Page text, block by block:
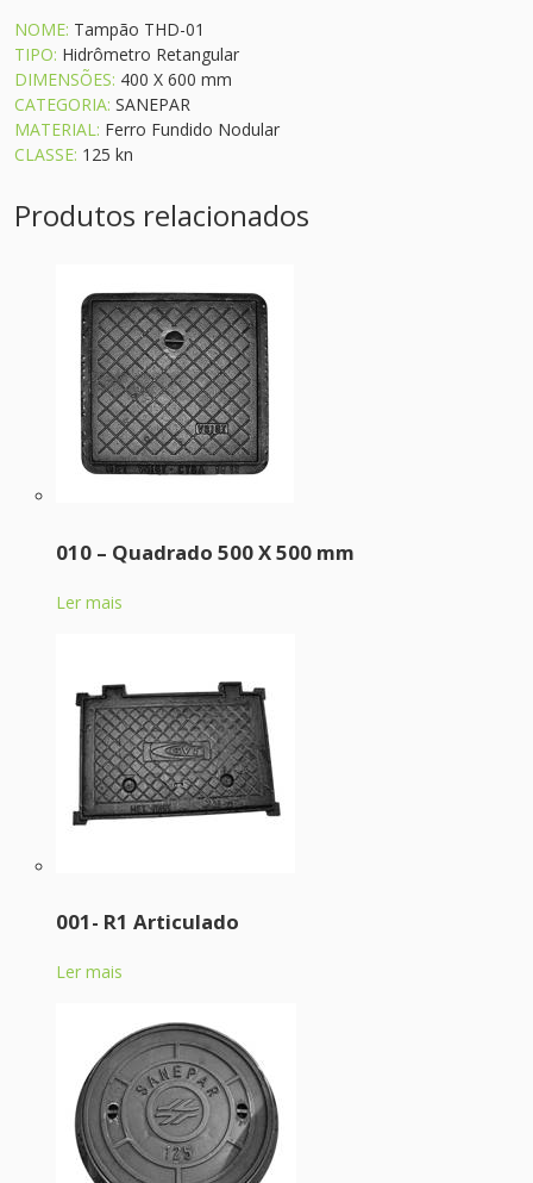
NOME: Tampão THD-01
TIPO: Hidrômetro Retangular
DIMENSÕES: 400 X 600 mm
CATEGORIA: SANEPAR
MATERIAL: Ferro Fundido Nodular
CLASSE: 125 kn
Produtos relacionados
010 – Quadrado 500 X 500 mm
Ler mais
001- R1 Articulado
Ler mais